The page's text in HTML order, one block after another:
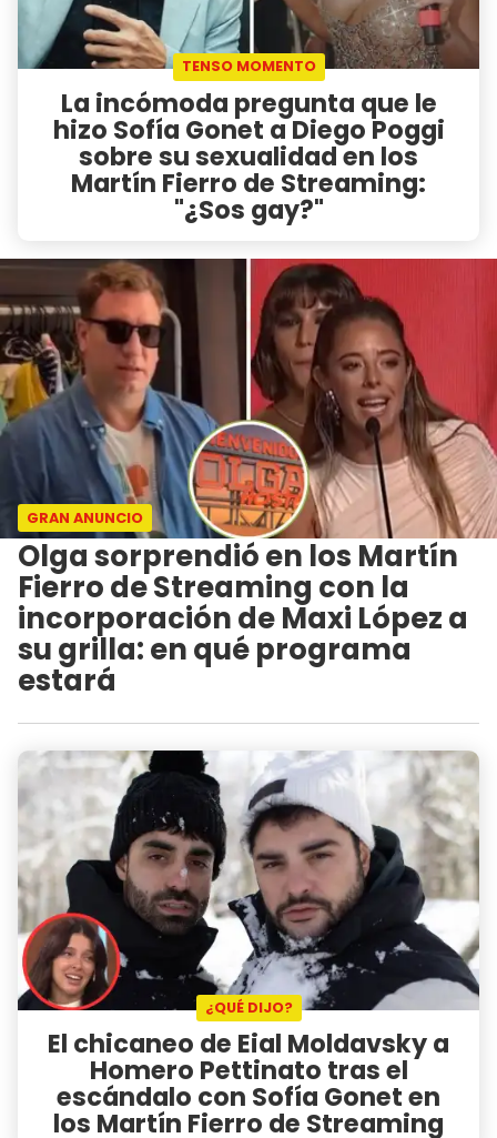
TENSO MOMENTO
La incómoda pregunta que le
hizo Sofía Gonet a Diego Poggi
sobre su sexualidad en los
Martín Fierro de Streaming:
"¿Sos gay?"
GRAN ANUNCIO
Olga sorprendió en los Martín
Fierro de Streaming con la
incorporación de Maxi López a
su grilla: en qué programa
estará
¿QUÉ DIJO?
El chicaneo de Eial Moldavsky a
Homero Pettinato tras el
escándalo con Sofía Gonet en
los Martín Fierro de Streaming